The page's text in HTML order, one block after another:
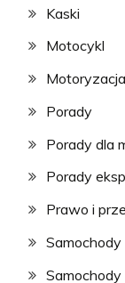
Kaski
Motocykl
Motoryzacja
Porady
Porady dla
Porady
Prawo i